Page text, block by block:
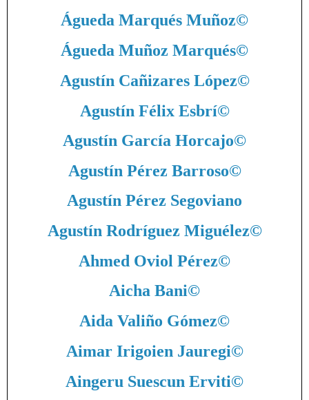
Águeda Marqués Muñoz©
Águeda Muñoz Marqués©
Agustín Cañizares López©
Agustín Félix Esbrí©
Agustín García Horcajo©
Agustín Pérez Barroso©
Agustín Pérez Segoviano
Agustín Rodríguez Miguélez©
Ahmed Oviol Pérez©
Aicha Bani©
Aida Valiño Gómez©
Aimar Irigoien Jauregi©
Aingeru Suescun Erviti©